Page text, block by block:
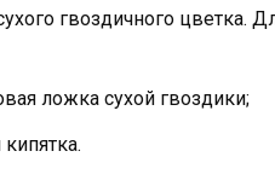
гвоздичного цветка.
ложка сухой гвоздики;